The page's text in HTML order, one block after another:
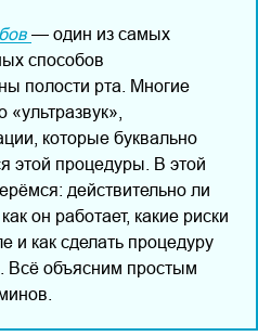
— один из самых
способов
полости рта. Многие
которые буквально
этой процедуры. В этой
действительно ли
он работает, какие риски
и как сделать процедуру
Всё объясним простым